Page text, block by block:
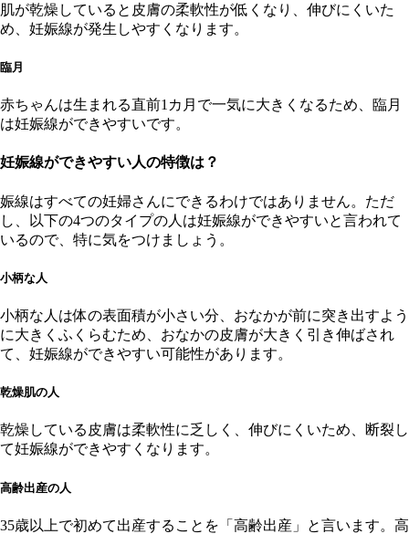
肌が乾燥していると皮膚の柔軟性が低くなり、伸びにくいた
め、妊娠線が発生しやすくなります。
臨月
赤ちゃんは生まれる直前1カ月で一気に大きくなるため、臨月
は妊娠線ができやすいです。
妊娠線ができやすい人の特徴は？
娠線はすべての妊婦さんにできるわけではありません。ただ
し、以下の4つのタイプの人は妊娠線ができやすいと言われて
いるので、特に気をつけましょう。
小柄な人
小柄な人は体の表面積が小さい分、おなかが前に突き出すよう
に大きくふくらむため、おなかの皮膚が大きく引き伸ばされ
て、妊娠線ができやすい可能性があります。
乾燥肌の人
乾燥している皮膚は柔軟性に乏しく、伸びにくいため、断裂し
て妊娠線ができやすくなります。
高齢出産の人
35歳以上で初めて出産することを「高齢出産」と言います。高